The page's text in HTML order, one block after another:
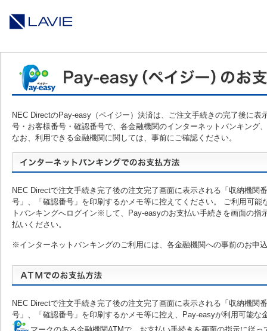
NEC DirectのPay-easy（ペイジー）決済は、ご注文手続きの完了後に
号・お客様番号・確認番号で、各金融機関のインターネットバンキング
なお、利用できる金融機関に関しては、事前にご確認ください。
NEC Directで注文手続き完了後の注文完了画面に表示される「収納機関
号」、「確認番号」を印刷するかメモ等に控えてください。 ご利用可能
トバンキングへログイン※して、Pay-easyのお支払い手続きを画面の指
払いください。
※インターネットバンキングのご利用には、各金融機関への事前のお申
NEC Directで注文手続き完了後の注文完了画面に表示される「収納機関
号」、「確認番号」を印刷するかメモ等に控え、Pay-easyが利用可能な